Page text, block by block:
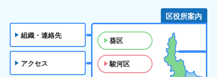
組織・連絡先
アクセス
区役所案内
葵区
駿河区